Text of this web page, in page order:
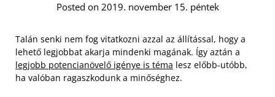
Posted on 2019. november 15. péntek
Talán senki nem fog vitatkozni azzal az állítással, hogy a
lehető legjobbat akarja mindenki magának. Így aztán a
legjobb potencianövelő igénye is téma lesz előbb-utóbb,
ha valóban ragaszkodunk a minőséghez.